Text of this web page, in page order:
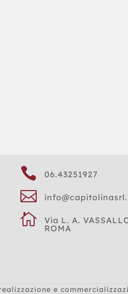
 06.43251927


Via L. A.
ROMA
e